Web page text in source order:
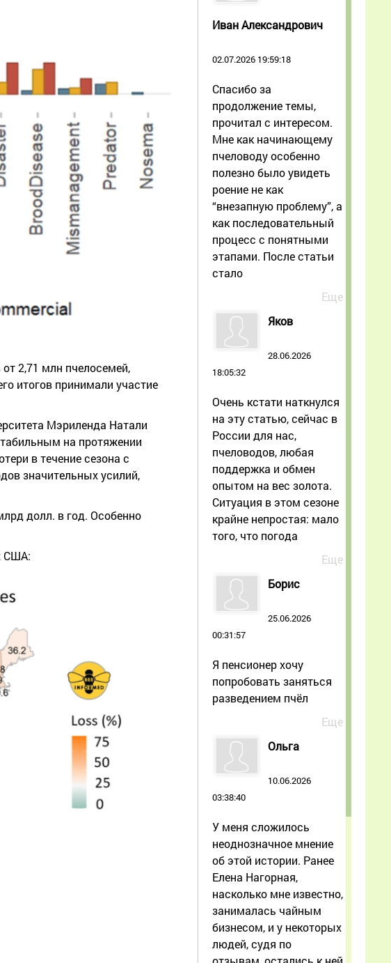
2,71 млн пчелосемей,
итогов принимали участие
Мэриленда Натали
на протяжении
в течение сезона с
значительных усилий,
долл. в год. Особенно
США:
Иван Александрович
02.07.2026 19:59:18
Спасибо за
продолжение темы,
прочитал с интересом.
Мне как начинающему
пчеловоду особенно
полезно было увидеть
роение не как
“внезапную проблему”, а
как последовательный
процесс с понятными
этапами. После статьи
стало
Еще
Яков
28.06.2026
18:05:32
Очень кстати наткнулся
на эту статью, сейчас в
России для нас,
пчеловодов, любая
поддержка и обмен
опытом на вес золота.
Ситуация в этом сезоне
крайне непростая: мало
того, что погода
Еще
Борис
25.06.2026
00:31:57
Я пенсионер хочу
попробовать заняться
разведением пчёл
Еще
Ольга
10.06.2026
03:38:40
У меня сложилось
неоднозначное мнение
об этой истории. Ранее
Елена Нагорная,
насколько мне известно,
занималась чайным
бизнесом, и у некоторых
людей, судя по